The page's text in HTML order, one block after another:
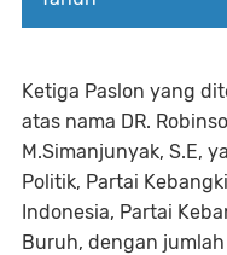
Ketiga Paslon yang
atas nama DR.
M.Simanjunyak, S.E,
Politik, Partai
Indonesia, Partai
Buruh, dengan